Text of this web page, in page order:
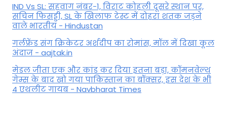
IND Vs SL: सहवाग नंबर-1, विराट कोहली दूसरे स्थान पर,
सचिन फिसड्डी, SL के खिलाफ टेस्ट में दोहरा शतक जड़ने
वाले भारतीय - Hindustan
गर्लफ्रेंड संग क्रिकेटर अर्शदीप का रोमांस, मॉल में द‍िखा कूल
अंदाज - aajtak.in
मेडल जीता एक और कांड कर दिया इतना बड़ा, कॉमनवेल्थ
गेम्स के बाद खो गया पाकिस्तान का बॉक्सर, इस देश के भी
4 एथलीट गायब - Navbharat Times